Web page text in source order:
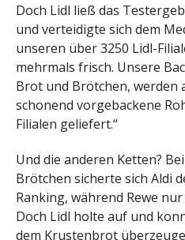
Doch Lidl ließ das
und verteidigte sich dem
unseren über 3250 Lidl-
mehrmals frisch. Unsere
Brot und Brötchen, werden
schonend vorgebackene
Filialen geliefert.“
Und die anderen Ketten?
Brötchen sicherte sich Aldi
Ranking, während Rewe
Doch Lidl holte auf und
dem Krustenbrot